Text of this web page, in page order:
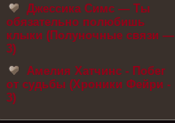
Джессика Симс — Ты
обязательно полюбишь
клыки (Полуночные связи —
3)
Амелия Хатчинс - Побег
от судьбы (Хроники Фейри -
3)